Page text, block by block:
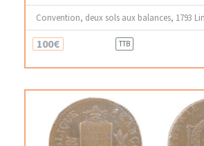
Convention, deux sols aux balances, 1793
100€ TTB